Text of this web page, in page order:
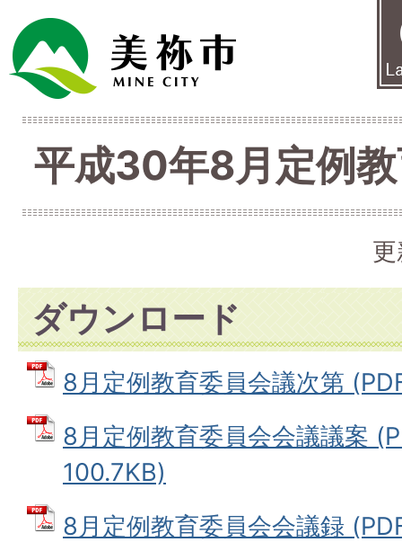
平成30年8月定例
ダウンロード
8月定例教育委員会議次第
8月定例教育委員会会議議案
100.7KB)
8月定例教育委員会会議録